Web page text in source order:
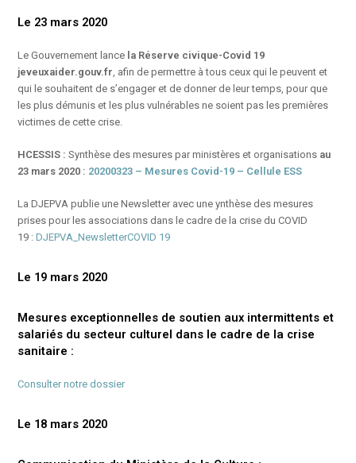
Le 23 mars 2020
Le Gouvernement lance la Réserve civique-Covid 19
jeveuxaider.gouv.fr, afin de permettre à tous ceux qui le peuvent et
qui le souhaitent de s’engager et de donner de leur temps, pour que
les plus démunis et les plus vulnérables ne soient pas les premières
victimes de cette crise.
HCESSIS : Synthèse des mesures par ministères et organisations au
23 mars 2020 : 20200323 – Mesures Covid-19 – Cellule ESS
La DJEPVA publie une Newsletter avec une ynthèse des mesures
prises pour les associations dans le cadre de la crise du COVID
19 :DJEPVA_NewsletterCOVID 19
Le 19 mars 2020
Mesures exceptionnelles de soutien aux intermittents et
salariés du secteur culturel dans le cadre de la crise
sanitaire :
Consulter notre dossier
Le 18 mars 2020